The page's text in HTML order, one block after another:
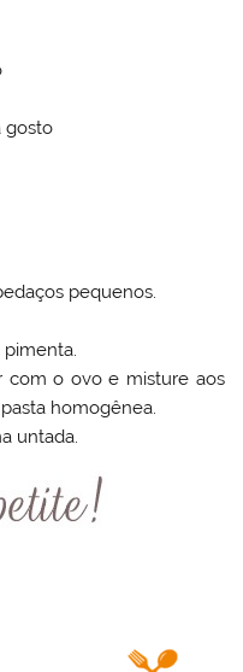
gosto
pequenos.
pimenta.
com o ovo e misture aos
homogênea.
untada.